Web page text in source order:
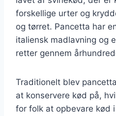
forskellige urter og
og tørret. Pancetta har
italiensk madlavning og
retter gennem
Traditionelt blev
at konservere kød på,
for folk at opbevare kød